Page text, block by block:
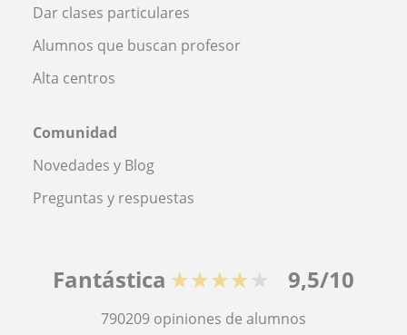
Dar clases particulares
Alumnos que buscan profesor
Alta centros
Comunidad
Novedades y Blog
Preguntas y respuestas
Fantástica ★★★★★ 9,5/10
790209 opiniones de alumnos